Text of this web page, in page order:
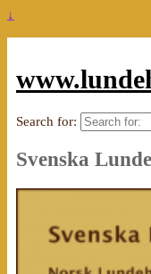
↓
Search for:
Svenska